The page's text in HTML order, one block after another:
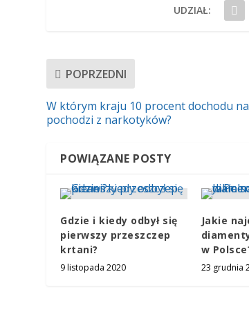
UDZIAŁ:
POPRZEDNI
W którym kraju 10 procent dochodu
pochodzi z narkotyków?
POWIĄZANE POSTY
Gdzie i kiedy odbył się
pierwszy przeszczep
krtani?
9 listopada 2020
Jakie
w
23 grudnia